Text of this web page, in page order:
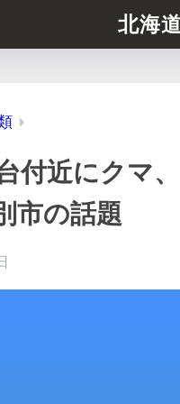
北海
付近にクマ
市の話題